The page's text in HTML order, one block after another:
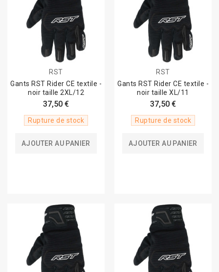
RST
Gants RST Rider CE textile -
noir taille 2XL/12
37,50 €
Rupture de stock
AJOUTER AU PANIER
RST
Gants RST Rider CE textile -
noir taille XL/11
37,50 €
Rupture de stock
AJOUTER AU PANIER